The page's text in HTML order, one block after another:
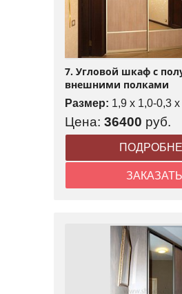
7. Угловой шкаф с
внешними полками
Размер: 1,9 x 1,0-0,3
Цена: 36400 руб.
ЗАКАЗАТЬ